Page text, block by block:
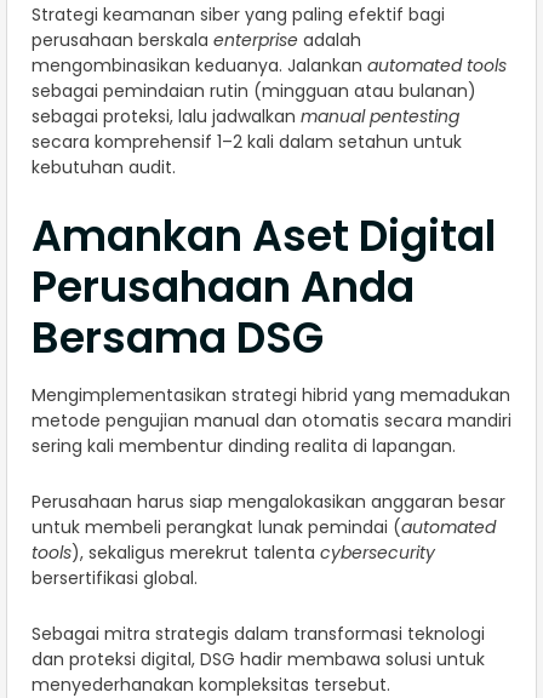
Strategi keamanan siber yang paling efektif bagi
perusahaan berskala enterprise adalah
mengombinasikan keduanya. Jalankan automated tools
sebagai pemindaian rutin (mingguan atau bulanan)
sebagai proteksi, lalu jadwalkan manual pentesting
secara komprehensif 1–2 kali dalam setahun untuk
kebutuhan audit.
Amankan Aset Digital
Perusahaan Anda
Bersama DSG
Mengimplementasikan strategi hibrid yang memadukan
metode pengujian manual dan otomatis secara mandiri
sering kali membentur dinding realita di lapangan.
Perusahaan harus siap mengalokasikan anggaran besar
untuk membeli perangkat lunak pemindai (automated
tools), sekaligus merekrut talenta cybersecurity
bersertifikasi global.
Sebagai mitra strategis dalam transformasi teknologi
dan proteksi digital, DSG hadir membawa solusi untuk
menyederhanakan kompleksitas tersebut.